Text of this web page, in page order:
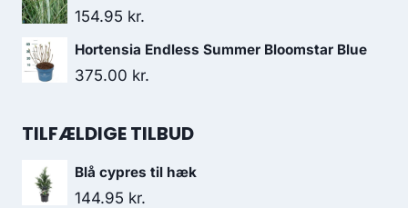
154.95 kr.
Hortensia Endless Summer Bloomstar Blue
375.00 kr.
TILFÆLDIGE TILBUD
Blå cypres til hæk
144.95 kr.